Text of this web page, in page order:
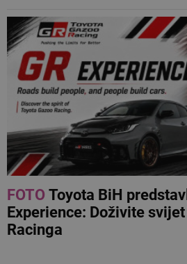
FOTOToyota BiH
Experience: Doživite svijet
Racinga